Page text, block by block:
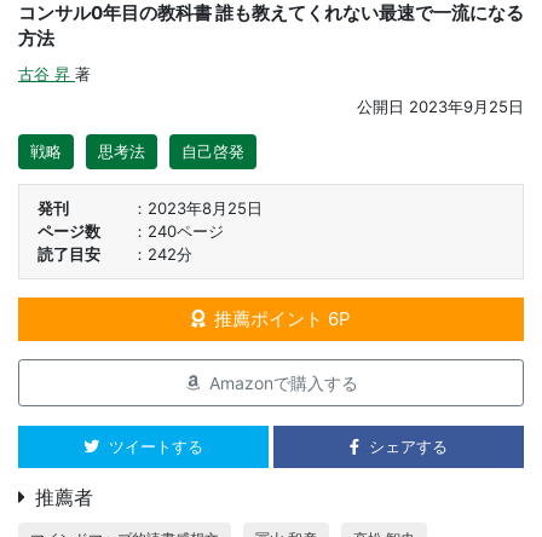
コンサル0年目の教科書 誰も教えてくれない最速で一流になる
方法
古谷 昇 著
公開日 2023年9月25日
戦略 思考法 自己啓発
発刊
2023年8月25日
ページ数
240ページ
読了目安
242分
推薦ポイント 6P
Amazonで購入する
ツイートする シェアする
推薦者